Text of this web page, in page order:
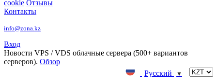
cookie Отзывы
Контакты
info@zona.kz
Вход
Новости VPS / VDS облачные сервера (500+ вариантов
серверов). Обзор
Русский
▼